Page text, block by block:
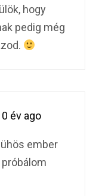
hogy
pedig még
év ago
ember